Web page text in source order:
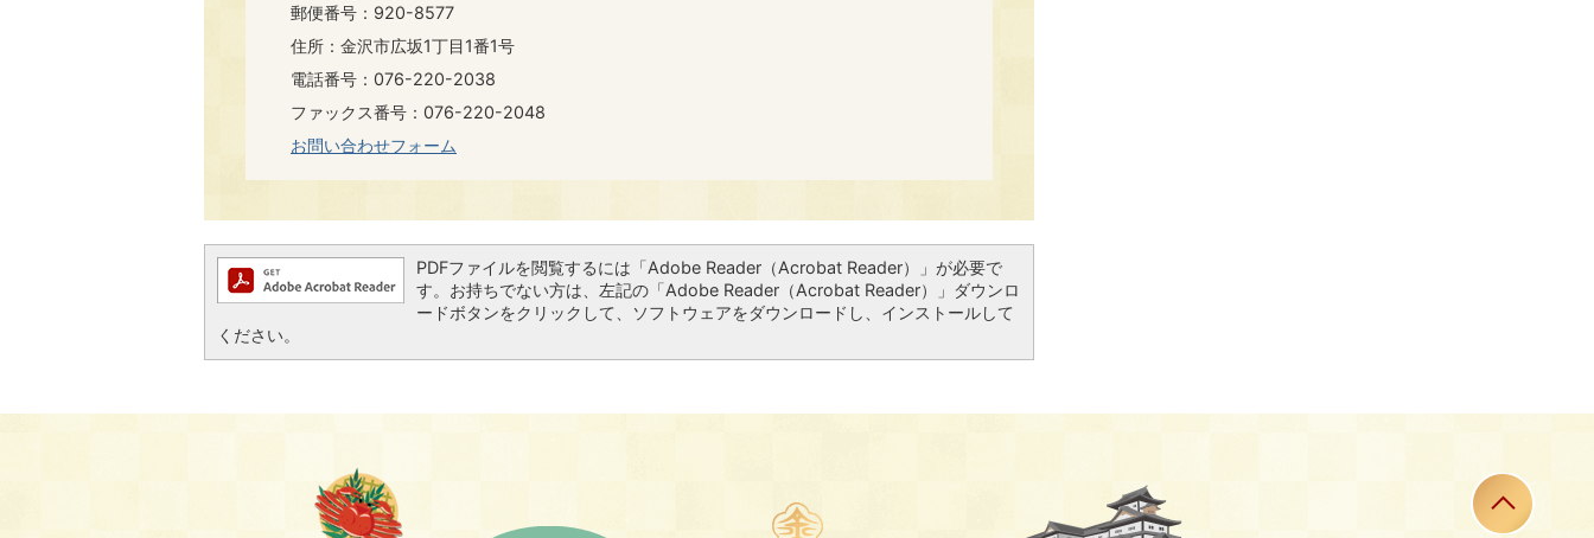
郵便番号：920-8577
住所：金沢市広坂1丁目1番1号
電話番号：076-220-2038
ファックス番号：076-220-2048
お問い合わせフォーム
PDFファイルを閲覧するには「Adobe Reader（Acrobat Reader）」が必要で
す。お持ちでない方は、左記の「Adobe Reader（Acrobat Reader）」ダウンロ
ードボタンをクリックして、ソフトウェアをダウンロードし、インストールして
ください。